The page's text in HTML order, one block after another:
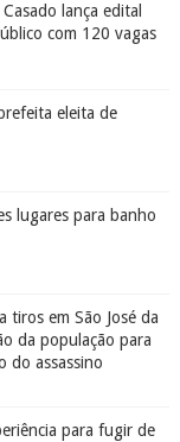
lança edital
com 120 vagas
eleita de
lugares para banho
tiros em São José da
da população para
do assassino
para fugir de